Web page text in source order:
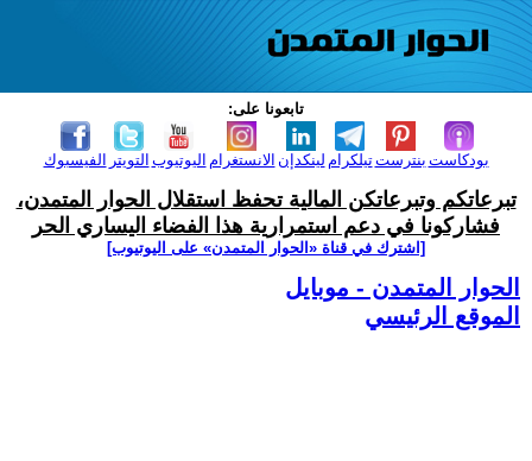
تابعونا على:
الفيسبوك التويتر اليوتيوب الانستغرام لينكدإن تيلكرامبنترست بودكاست
تبرعاتكم وتبرعاتكن المالية تحفظ استقلال الحوار المتمدن،
فشاركونا في دعم استمرارية هذا الفضاء اليساري الحر
[اشترك في قناة ‫«الحوار المتمدن» على اليوتيوب]
الحوار المتمدن - موبايل
الموقع الرئيسي